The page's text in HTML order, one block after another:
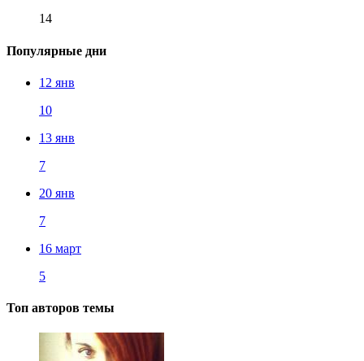
14
Популярные дни
12 янв
10
13 янв
7
20 янв
7
16 март
5
Топ авторов темы